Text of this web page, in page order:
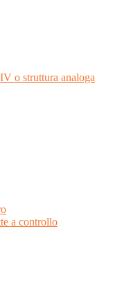
o struttura analoga
a controllo